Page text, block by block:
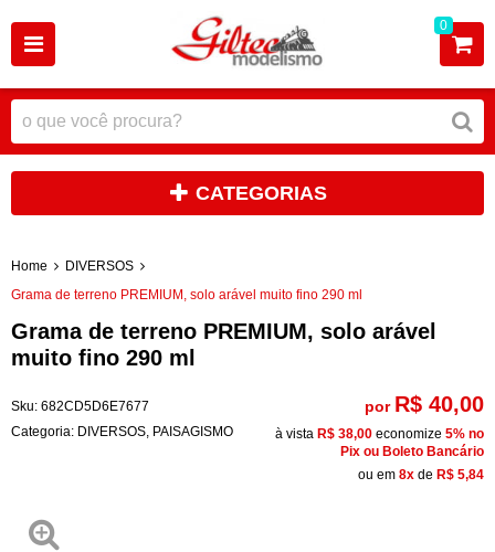
0
CATEGORIAS
Home
DIVERSOS
Grama de terreno PREMIUM, solo arável muito fino 290 ml
Grama de terreno PREMIUM, solo arável
muito fino 290 ml
Sku: 682CD5D6E7677
Categoria: DIVERSOS PAISAGISMO
por R$ 40,00
à vista R$ 38,00 economize 5% no
Pix ou Boleto Bancário
ou em 8x de R$ 5,84